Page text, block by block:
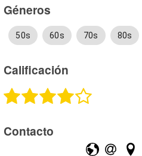
Géneros
50s 60s 70s 80s
Calificación
Contacto